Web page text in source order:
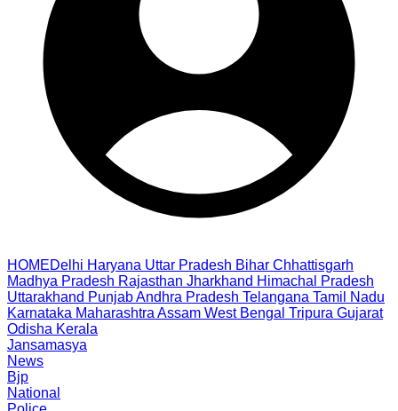
HOMEDelhi Haryana Uttar Pradesh Bihar Chhattisgarh
Madhya Pradesh Rajasthan Jharkhand Himachal Pradesh
Uttarakhand PunjabAndhra Pradesh Telangana Tamil Nadu
Karnataka Maharashtra Assam West Bengal Tripura Gujarat
Odisha Kerala
Jansamasya
News
Bjp
National